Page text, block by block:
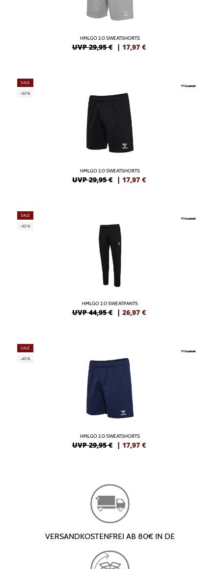
HMLGO 2.0 SWEATSHORTS
UVP 29,95 € | 17,97 €
SALE
-40%
HMLGO 2.0 SWEATSHORTS
UVP 29,95 € | 17,97 €
SALE
-40%
HMLGO 2.0 SWEATPANTS
UVP 44,95 € | 26,97 €
SALE
-40%
HMLGO 2.0 SWEATSHORTS
UVP 29,95 € | 17,97 €
VERSANDKOSTENFREI AB 80€ IN DE